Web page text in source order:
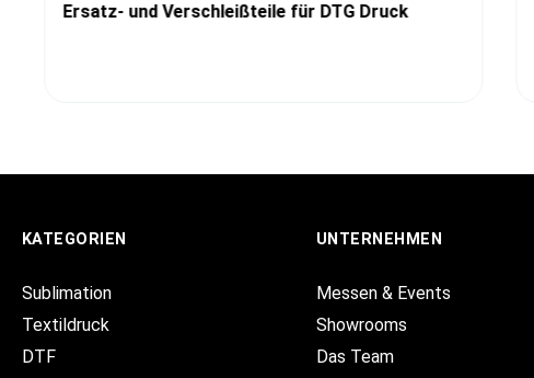
Ersatz- und Verschleißteile für DTG Druck
KATEGORIEN
Sublimation
Textildruck
DTF
UNTERNEHMEN
Messen & Events
Showrooms
Das Team